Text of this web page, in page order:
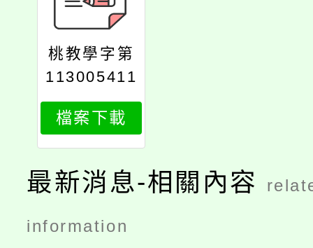
桃教學字第
113005411
6號
檔案下載
最新消息-相關內容
information